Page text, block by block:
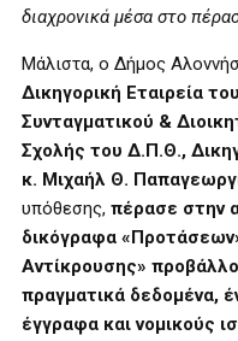
διαχρονικά μέσα στο
Μάλιστα, ο Δήμος
Δικηγορική Εταιρεία
Συνταγματικού &
Σχολής του Δ.Π.Θ.,
κ. Μιχαήλ Θ.
υπόθεσης, πέρασε στην
δικόγραφα
Αντίκρουσης»
πραγματικά δεδομένα,
έγγραφα και νομικούς